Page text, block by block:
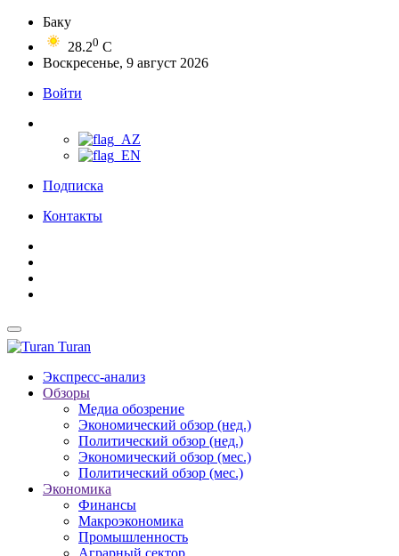
Баку
28.20 C
Воскресенье, 9 август 2026
Войти
Подписка
Контакты
Turan
Экспресс-анализ
Обзоры
Медиа обозрение
Экономический обзор (нед.)
Политический обзор (нед.)
Экономический обзор (мес.)
Политический обзор (мес.)
Экономика
Финансы
Макроэкономика
Промышленность
Аграрный сектор